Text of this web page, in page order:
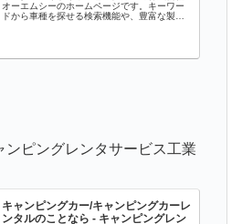
オーエムシーのホームページです。キーワー
ドから車種を探せる検索機能や、豊富な製作
ンピングレンタサービス工業
キャンピングカー/キャンピングカーレ
ンタルのことなら - キャンピングレン